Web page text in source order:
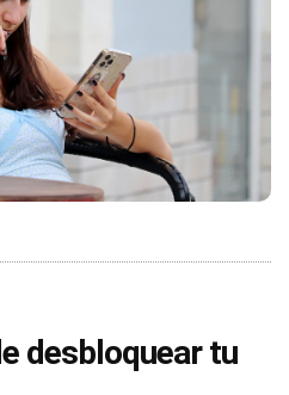
desbloquear tu